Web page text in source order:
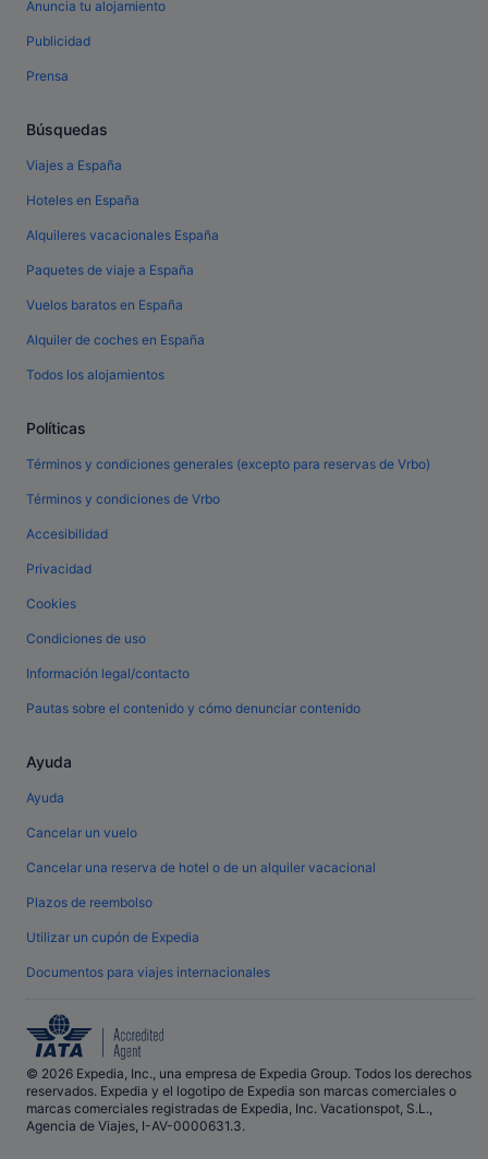
Anuncia tu alojamiento
Publicidad
Prensa
Búsquedas
Viajes a España
Hoteles en España
Alquileres vacacionales España
Paquetes de viaje a España
Vuelos baratos en España
Alquiler de coches en España
Todos los alojamientos
Políticas
Términos y condiciones generales (excepto para reservas de Vrbo)
Términos y condiciones de Vrbo
Accesibilidad
Privacidad
Cookies
Condiciones de uso
Información legal/contacto
Pautas sobre el contenido y cómo denunciar contenido
Ayuda
Ayuda
Cancelar un vuelo
Cancelar una reserva de hotel o de un alquiler vacacional
Plazos de reembolso
Utilizar un cupón de Expedia
Documentos para viajes internacionales
© 2026 Expedia, Inc., una empresa de Expedia Group. Todos los derechos
reservados. Expedia y el logotipo de Expedia son marcas comerciales o
marcas comerciales registradas de Expedia, Inc. Vacationspot, S.L.,
Agencia de Viajes, I-AV-0000631.3.